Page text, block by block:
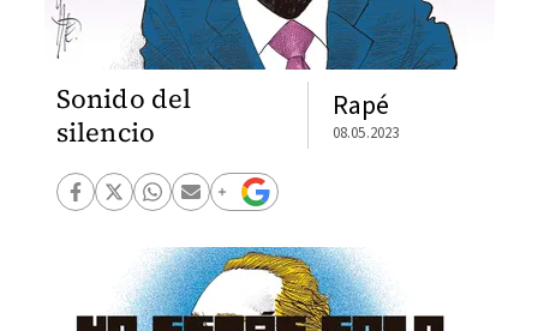
Sonido del
silencio
Rapé
08.05.2023